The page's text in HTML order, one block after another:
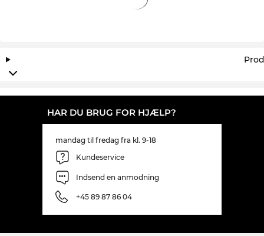
HAR DU BRUG FOR HJÆLP?
mandag til fredag fra kl. 9-18
Kundeservice
Indsend en anmodning
+45 89 87 86 04